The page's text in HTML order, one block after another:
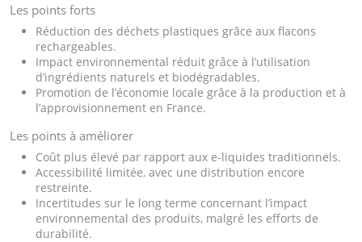
Les points forts
Réduction des déchets plastiques grâce aux flacons
rechargeables.
Impact environnemental réduit grâce à l’utilisation
d’ingrédients naturels et biodégradables.
Promotion de l’économie locale grâce à la production et à
l’approvisionnement en France.
Les points à améliorer
Coût plus élevé par rapport aux e-liquides traditionnels.
Accessibilité limitée, avec une distribution encore
restreinte.
Incertitudes sur le long terme concernant l’impact
environnemental des produits, malgré les efforts de
durabilité.